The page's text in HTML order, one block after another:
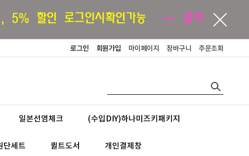
로그인 회원가입 마이페이지 장바구니 주문조회
일본선염체크 (수입DIY)하나미즈키패키지
단세트 퀼트도서 개인결제창